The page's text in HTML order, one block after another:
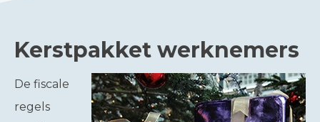
Kerstpakket werknemers
De fiscale
regels